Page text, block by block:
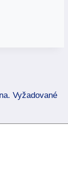
Vyžadované